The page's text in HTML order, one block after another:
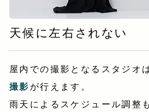
天候に左右されない
屋内での撮影となるスタジオ
撮影 が行えます。
雨天によるスケジュール調整